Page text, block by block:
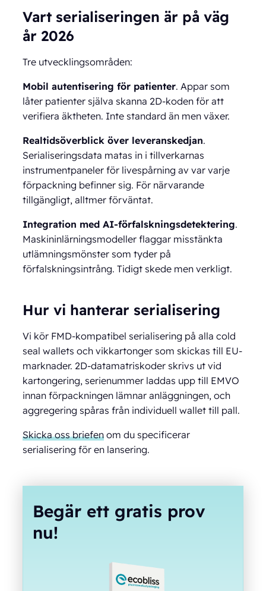
Vart serialiseringen är på väg
år 2026
Tre utvecklingsområden:
Mobil autentisering för patienter. Appar som
låter patienter själva skanna 2D-koden för att
verifiera äktheten. Inte standard än men växer.
Realtidsöverblick över leveranskedjan.
Serialiseringsdata matas in i tillverkarnas
instrumentpaneler för livespårning av var varje
förpackning befinner sig. För närvarande
tillgängligt, alltmer förväntat.
Integration med AI-förfalskningsdetektering.
Maskininlärningsmodeller flaggar misstänkta
utlämningsmönster som tyder på
förfalskningsintrång. Tidigt skede men verkligt.
Hur vi hanterar serialisering
Vi kör FMD-kompatibel serialisering på alla cold
seal wallets och vikkartonger som skickas till EU-
marknader. 2D-datamatriskoder skrivs ut vid
kartongering, serienummer laddas upp till EMVO
innan förpackningen lämnar anläggningen, och
aggregering spåras från individuell wallet till pall.
Skicka oss briefen om du specificerar
serialisering för en lansering.
Begär ett gratis prov
nu!